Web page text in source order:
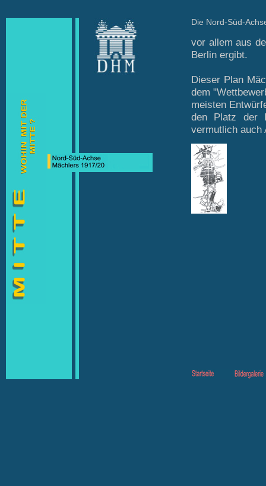
Die Nord-Süd-
vor allem aus
Berlin ergibt.
Dieser Plan
dem
meisten
den Platz der
vermutlich auch